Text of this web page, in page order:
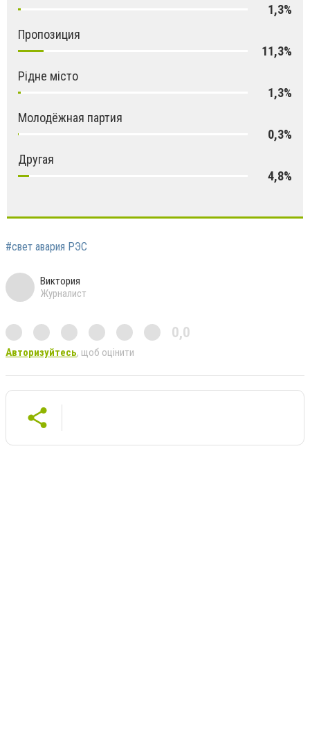
1,3%
Пропозиция
11,3%
Рідне місто
1,3%
Молодёжная партия
0,3%
Другая
4,8%
#свет авария РЭС
Виктория
Журналист
0,0
Авторизуйтесь, щоб оцінити